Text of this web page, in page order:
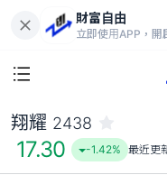
財富自由
立即使用APP，開
翔耀 2438
17.30 -1.42% 最近更